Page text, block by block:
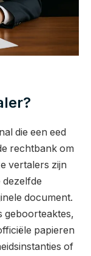
die een eed
rechtbank om
vertalers zijn
dezelfde
document.
geboorteaktes,
papieren
of